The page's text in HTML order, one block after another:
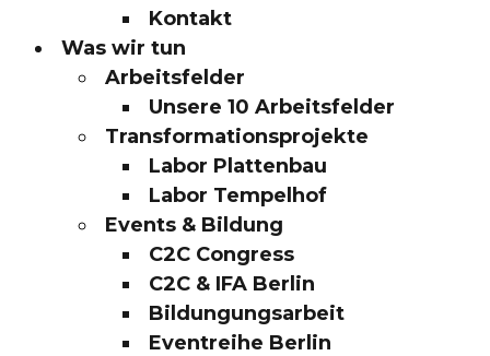
Kontakt
Was wir tun
Arbeitsfelder
Unsere 10 Arbeitsfelder
Transformationsprojekte
Labor Plattenbau
Labor Tempelhof
Events & Bildung
C2C Congress
C2C & IFA Berlin
Bildungungsarbeit
Eventreihe Berlin